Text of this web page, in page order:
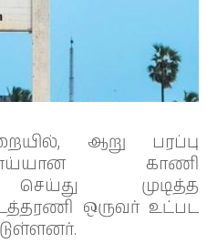
ஆறு பரப்பு
காணி
செய்து முடித்த
ஒருவர் உட்பட